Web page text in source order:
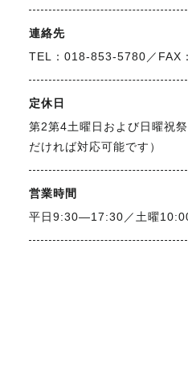
無料相談、お問
連絡先
TEL：018-853-5780／FAX
定休日
第2第4土曜日および日曜祝
だければ対応可能です）
営業時間
平日9:30―17:30／土曜